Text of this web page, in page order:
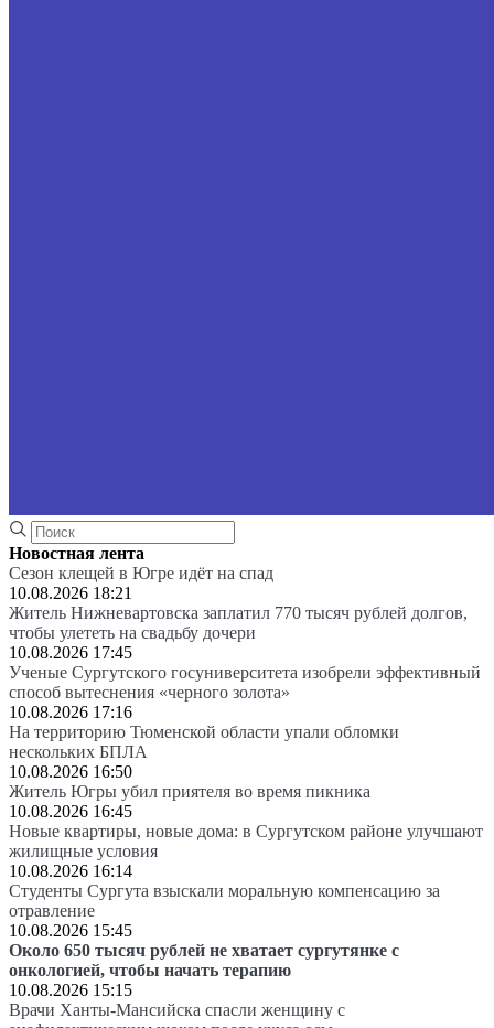
Новостная лента
Сезон клещей в Югре идёт на спад
10.08.2026 18:21
Житель Нижневартовска заплатил 770 тысяч рублей долгов,
чтобы улететь на свадьбу дочери
10.08.2026 17:45
Ученые Сургутского госуниверситета изобрели эффективный
способ вытеснения «черного золота»
10.08.2026 17:16
На территорию Тюменской области упали обломки
нескольких БПЛА
10.08.2026 16:50
Житель Югры убил приятеля во время пикника
10.08.2026 16:45
Новые квартиры, новые дома: в Сургутском районе улучшают
жилищные условия
10.08.2026 16:14
Студенты Сургута взыскали моральную компенсацию за
отравление
10.08.2026 15:45
Около 650 тысяч рублей не хватает сургутянке с
онкологией, чтобы начать терапию
10.08.2026 15:15
Врачи Ханты-Мансийска спасли женщину с